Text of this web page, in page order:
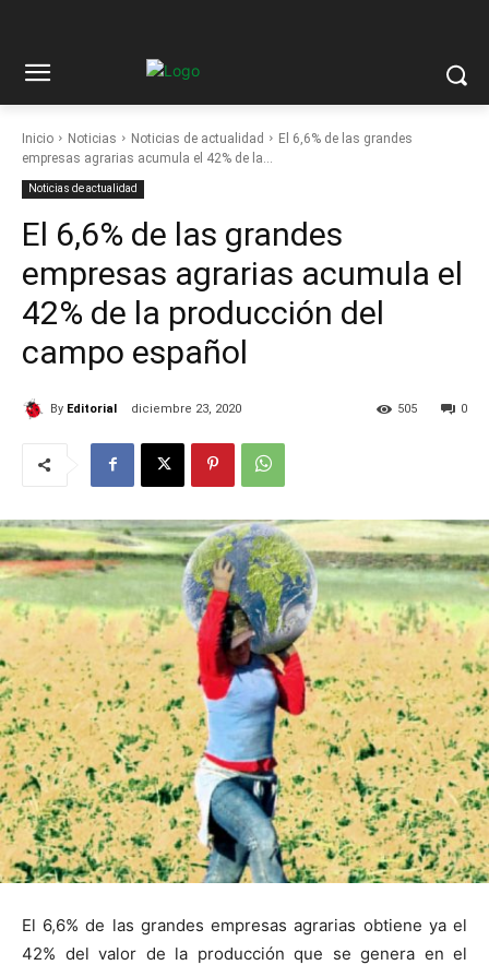
Inicio Noticias Noticias de actualidad
El 6,6% de las grandes
empresas agrarias acumula el 42% de la...
Noticias de actualidad
El 6,6% de las grandes
empresas agrarias acumula el
42% de la producción del
campo español
By Editorial diciembre 23, 2020 0
505
El 6,6% de las grandes empresas agrarias obtiene ya el
42% del valor de la producción que se genera en el